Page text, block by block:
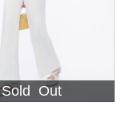
Sold Out